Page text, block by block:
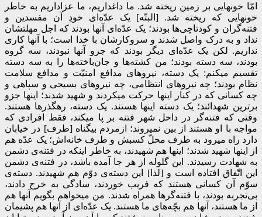
امّا خونهایی بر زمین ریخته شد. ما داغداریم، ما عزاداریم به خاطر
خونهایی که ریخته شد. [البتّه] یک عدّه‌ای خودِ آن مفسدین و
فتنه‌گران و کودتاچی‌ها بودند؛ یک عدّه‌ای آنها بودند که اجل مهلتشان
نداد و به درک واصل شدند و سروکارشان با خدا است؛ با آنها کاری
نداریم. لکن یک عدّه‌ای دیگر بودند که جزو آنها نبودند، سه گروه
بودند، سه دسته بودند؛ من کشته‌ها و جان‌باخته‌ها را به سه دسته
تقسیم میکنم: یک دسته، نیروهای مدافع امنیّت و مدافع سلامت
نظام بودند؛ چه نیروهای انتظامی، چه نیروهای بسیجی و سپاهی و
چه کسانی که در کنار اینها حرکت میکردند و شهید شدند؛ اینها جزو
برترین شهدائند؛ یک دسته اینها هستند. یک دسته، رهگذرها هستند.
وقتی که فتنه‌گر در داخل شهر فتنه بر پا میکند، فقط افرادی که
مواجه با او هستند از بین نمیروند؛ ازمردم بیگناه [طرف] در خیابان
دارد راه میرود به طرف محلّ کسبش و طرف خانه‌اش؛ یک عدّه هم
از اینها شهید شدند؛ اینها هم شهیدند، به خاطر اینکه در فتنه‌ی دشمن
به شهادت رسیدند. این گلوله از هر جا آمده باشد، در فتنه‌ی دشمن
این اتّفاق افتاده است و [لذا] این دسته‌ی دوّم هم شهیدند. دسته‌ی
سوّم آن کسانی هستند که فریب خوردند، سادگی به خرج دادند،
بی‌تجربه بودند، با فتنه‌گرها همراه شدند. من میخواهم بگویم آنها هم
از ما هستند، آنها هم بچّه‌های ما هستند. یک عدّه‌ای از آنها هم پشیمان